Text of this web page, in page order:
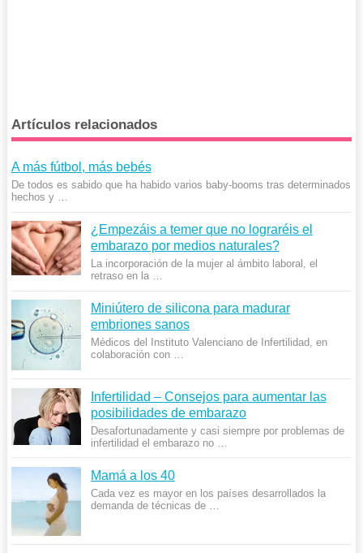
Artículos relacionados
A más fútbol, más bebés
De todos es sabido que ha habido varios baby-booms tras determinados
hechos y …
¿Empezáis a temer que no lograréis el
embarazo por medios naturales?
La incorporación de la mujer al ámbito laboral, el
retraso en la …
Miniútero de silicona para madurar
embriones sanos
Médicos del Instituto Valenciano de Infertilidad, en
colaboración con …
Infertilidad – Consejos para aumentar las
posibilidades de embarazo
Desafortunadamente y casi siempre por problemas de
infertilidad el embarazo no …
Mamá a los 40
Cada vez es mayor en los países desarrollados la
demanda de técnicas de …